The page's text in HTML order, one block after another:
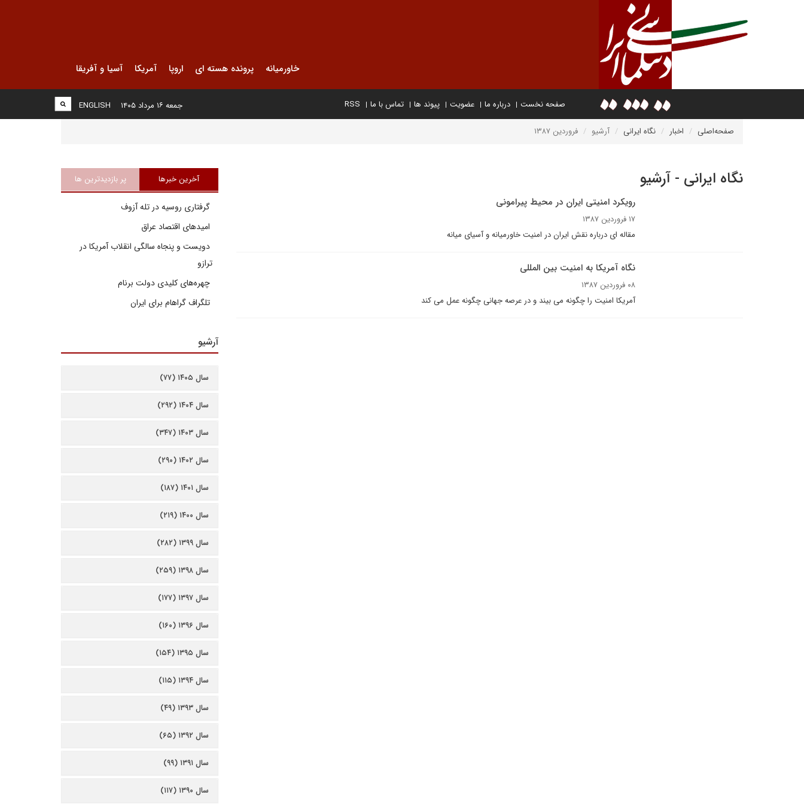
خاورمیانه پرونده هسته ای اروپا آمریکا آسیا و آفریقا
صفحه نخست درباره ما عضویت پیوند ها تماس با ما RSS
ENGLISH جمعه ۱۶ مرداد ۱۴۰۵
صفحه‌اصلی اخبار نگاه ایرانی آرشیو فروردین ۱۳۸۷
نگاه ایرانی - آرشیو
رویکرد امنیتی ایران در محیط پیرامونی
۱۷ فروردین ۱۳۸۷
مقاله ای درباره نقش ایران در امنیت خاورمیانه و آسیای میانه
نگاه آمریکا به امنیت بین المللی
۰۸ فروردین ۱۳۸۷
آمريکا امنيت را چگونه مى بيند و در عرصه جهانى چگونه عمل مى کند
آخرین خبرها پر بازدیدترین ها
گرفتاری روسیه در تله آزوف
امیدهای اقتصاد عراق
دویست و پنجاه سالگی انقلاب آمریکا در
ترازو
چهره‌های کلیدی دولت برنام
تلگراف گراهام برای ایران
آرشیو
سال ۱۴۰۵ (۷۷)
سال ۱۴۰۴ (۲۹۲)
سال ۱۴۰۳ (۳۴۷)
سال ۱۴۰۲ (۲۹۰)
سال ۱۴۰۱ (۱۸۷)
سال ۱۴۰۰ (۲۱۹)
سال ۱۳۹۹ (۲۸۲)
سال ۱۳۹۸ (۲۵۹)
سال ۱۳۹۷ (۱۷۷)
سال ۱۳۹۶ (۱۶۰)
سال ۱۳۹۵ (۱۵۴)
سال ۱۳۹۴ (۱۱۵)
سال ۱۳۹۳ (۴۹)
سال ۱۳۹۲ (۶۵)
سال ۱۳۹۱ (۹۹)
سال ۱۳۹۰ (۱۱۷)